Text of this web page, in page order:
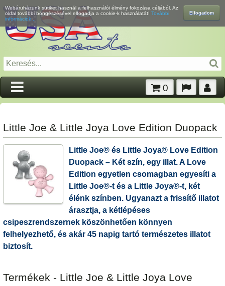
Elfogadom
Webáruházunk sütiket használ a felhasználói élmény fokozása céljából. Az
oldal további böngészésével elfogadja a cookie-k használatát! További
információk...
0
Little Joe & Little Joya Love Edition Duopack
Little Joe® és Little Joya® Love Edition
Duopack – Két szín, egy illat. A Love
Edition egyetlen csomagban egyesíti a
Little Joe®-t és a Little Joya®-t, két
élénk színben. Ugyanazt a frissítő illatot
árasztja, a kétlépéses
csipeszrendszernek köszönhetően könnyen
felhelyezhető, és akár 45 napig tartó természetes illatot
biztosít.
Termékek - Little Joe & Little Joya Love